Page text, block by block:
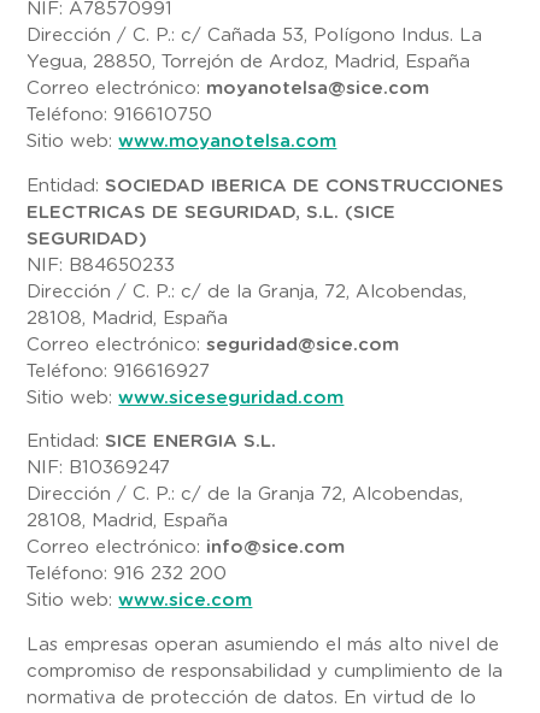
NIF: A78570991
Dirección / C. P.: c/ Cañada 53, Polígono Indus. La
Yegua, 28850, Torrejón de Ardoz, Madrid, España
Correo electrónico: moyanotelsa@sice.com
Teléfono: 916610750
Sitio web:www.moyanotelsa.com
Entidad: SOCIEDAD IBERICA DE CONSTRUCCIONES
ELECTRICAS DE SEGURIDAD, S.L. (SICE
SEGURIDAD)
NIF: B84650233
Dirección / C. P.: c/ de la Granja, 72, Alcobendas,
28108, Madrid, España
Correo electrónico:seguridad@sice.com
Teléfono: 916616927
Sitio web:www.siceseguridad.com
Entidad: SICE ENERGIA S.L.
NIF: B10369247
Dirección / C. P.: c/ de la Granja 72, Alcobendas,
28108, Madrid, España
Correo electrónico: info@sice.com
Teléfono: 916 232 200
Sitio web:www.sice.com
Las empresas operan asumiendo el más alto nivel de
compromiso de responsabilidad y cumplimiento de la
normativa de protección de datos. En virtud de lo